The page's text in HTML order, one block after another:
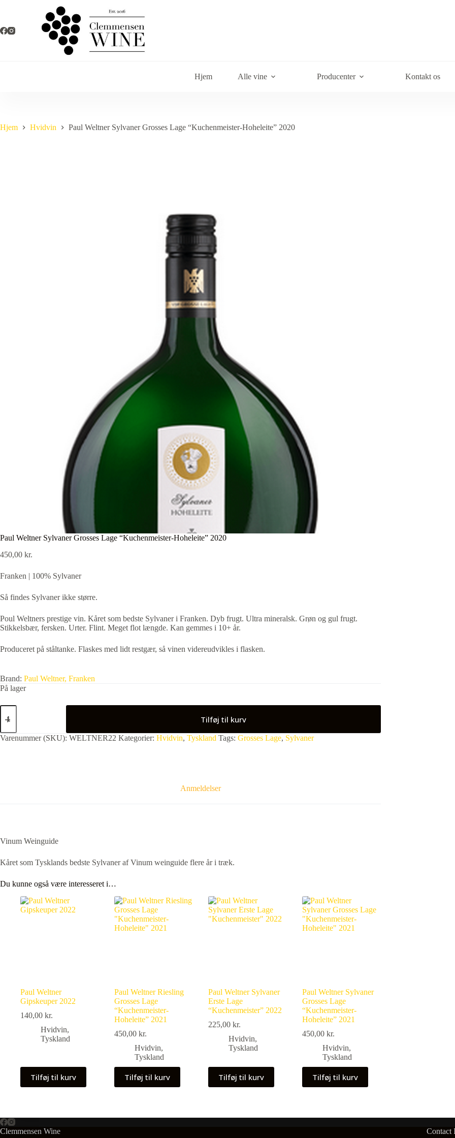
Hjem Alle vine Producenter Kontakt os
Hjem Hvidvin Paul Weltner Sylvaner Grosses Lage “Kuchenmeister-Hoheleite” 2020
Paul Weltner Sylvaner Grosses Lage “Kuchenmeister-Hoheleite” 2020
450,00 kr.
Franken | 100% Sylvaner
Så findes Sylvaner ikke større.
Poul Weltners prestige vin. Kåret som bedste Sylvaner i Franken. Dyb frugt. Ultra mineralsk. Grøn og gul frugt.
Stikkelsbær, fersken. Urter. Flint. Meget flot længde. Kan gemmes i 10+ år.
Produceret på ståltanke. Flaskes med lidt restgær, så vinen videreudvikles i flasken.
Brand: Paul Weltner, Franken
På lager
Paul
Weltner
Grosses
Lage
Tilføj til kurv
Varenummer (SKU): WELTNER22 Kategorier: Hvidvin, Tyskland Tags: Grosses Lage, Sylvaner
Anmeldelser
Vinum Weinguide
Kåret som Tysklands bedste Sylvaner af Vinum weinguide flere år i træk.
Du kunne også være interesseret i…
Paul Weltner
Gipskeuper 2022
140,00 kr.
Hvidvin,
Tyskland
Tilføj til kurv
Paul Weltner Riesling
Grosses Lage
“Kuchenmeister-
Hoheleite” 2021
450,00 kr.
Hvidvin,
Tyskland
Tilføj til kurv
Paul Weltner Sylvaner
Erste Lage
“Kuchenmeister” 2022
225,00 kr.
Hvidvin,
Tyskland
Tilføj til kurv
Paul Weltner Sylvaner
Grosses Lage
“Kuchenmeister-
Hoheleite” 2021
450,00 kr.
Hvidvin,
Tyskland
Tilføj til kurv
Clemmensen Wine
Contact